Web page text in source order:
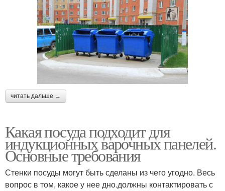
читать дальше →
Какая посуда подходит для
индукционных варочных панелей.
Основные требования
Стенки посуды могут быть сделаны из чего угодно. Весь
вопрос в том, какое у нее дно.должны контактировать с